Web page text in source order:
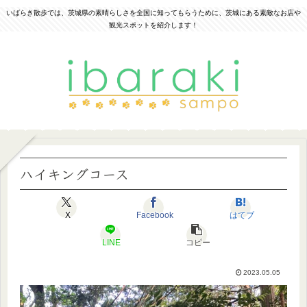
いばらき散歩では、茨城県の素晴らしさを全国に知ってもらうために、茨城にある素敵なお店や
観光スポットを紹介します！
ハイキングコース
X Facebook はてブ
LINE コピー
2023.05.05